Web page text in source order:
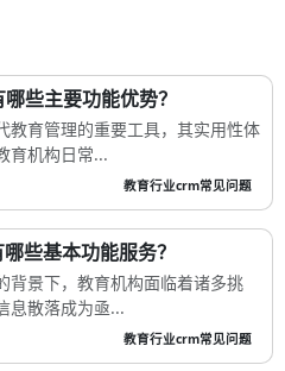
些主要功能优势？
教育管理的重要工具，其实用性体
育机构日常...
教育行业crm常见问题
些基本功能服务？
背景下，教育机构面临着诸多挑
息散落成为亟...
教育行业crm常见问题